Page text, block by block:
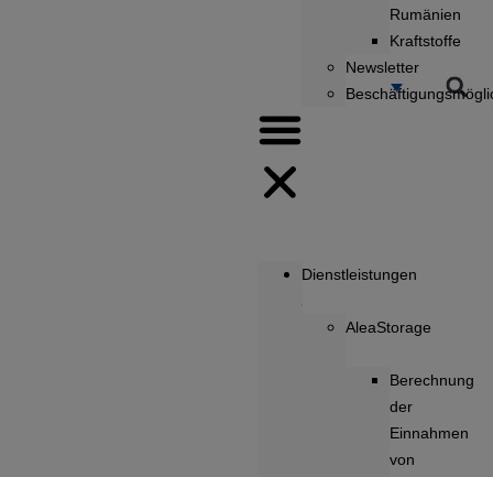
Rumänien
Kraftstoffe
Newsletter
Dienstleistungen
AleaStorage
Berechnung
der
Einnahmen
von